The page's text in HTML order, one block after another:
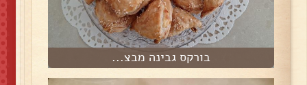
בורקס גבינה מבצ...